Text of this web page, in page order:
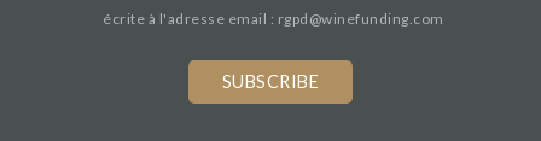
écrite à l'adresse email : rgpd@winefunding.com